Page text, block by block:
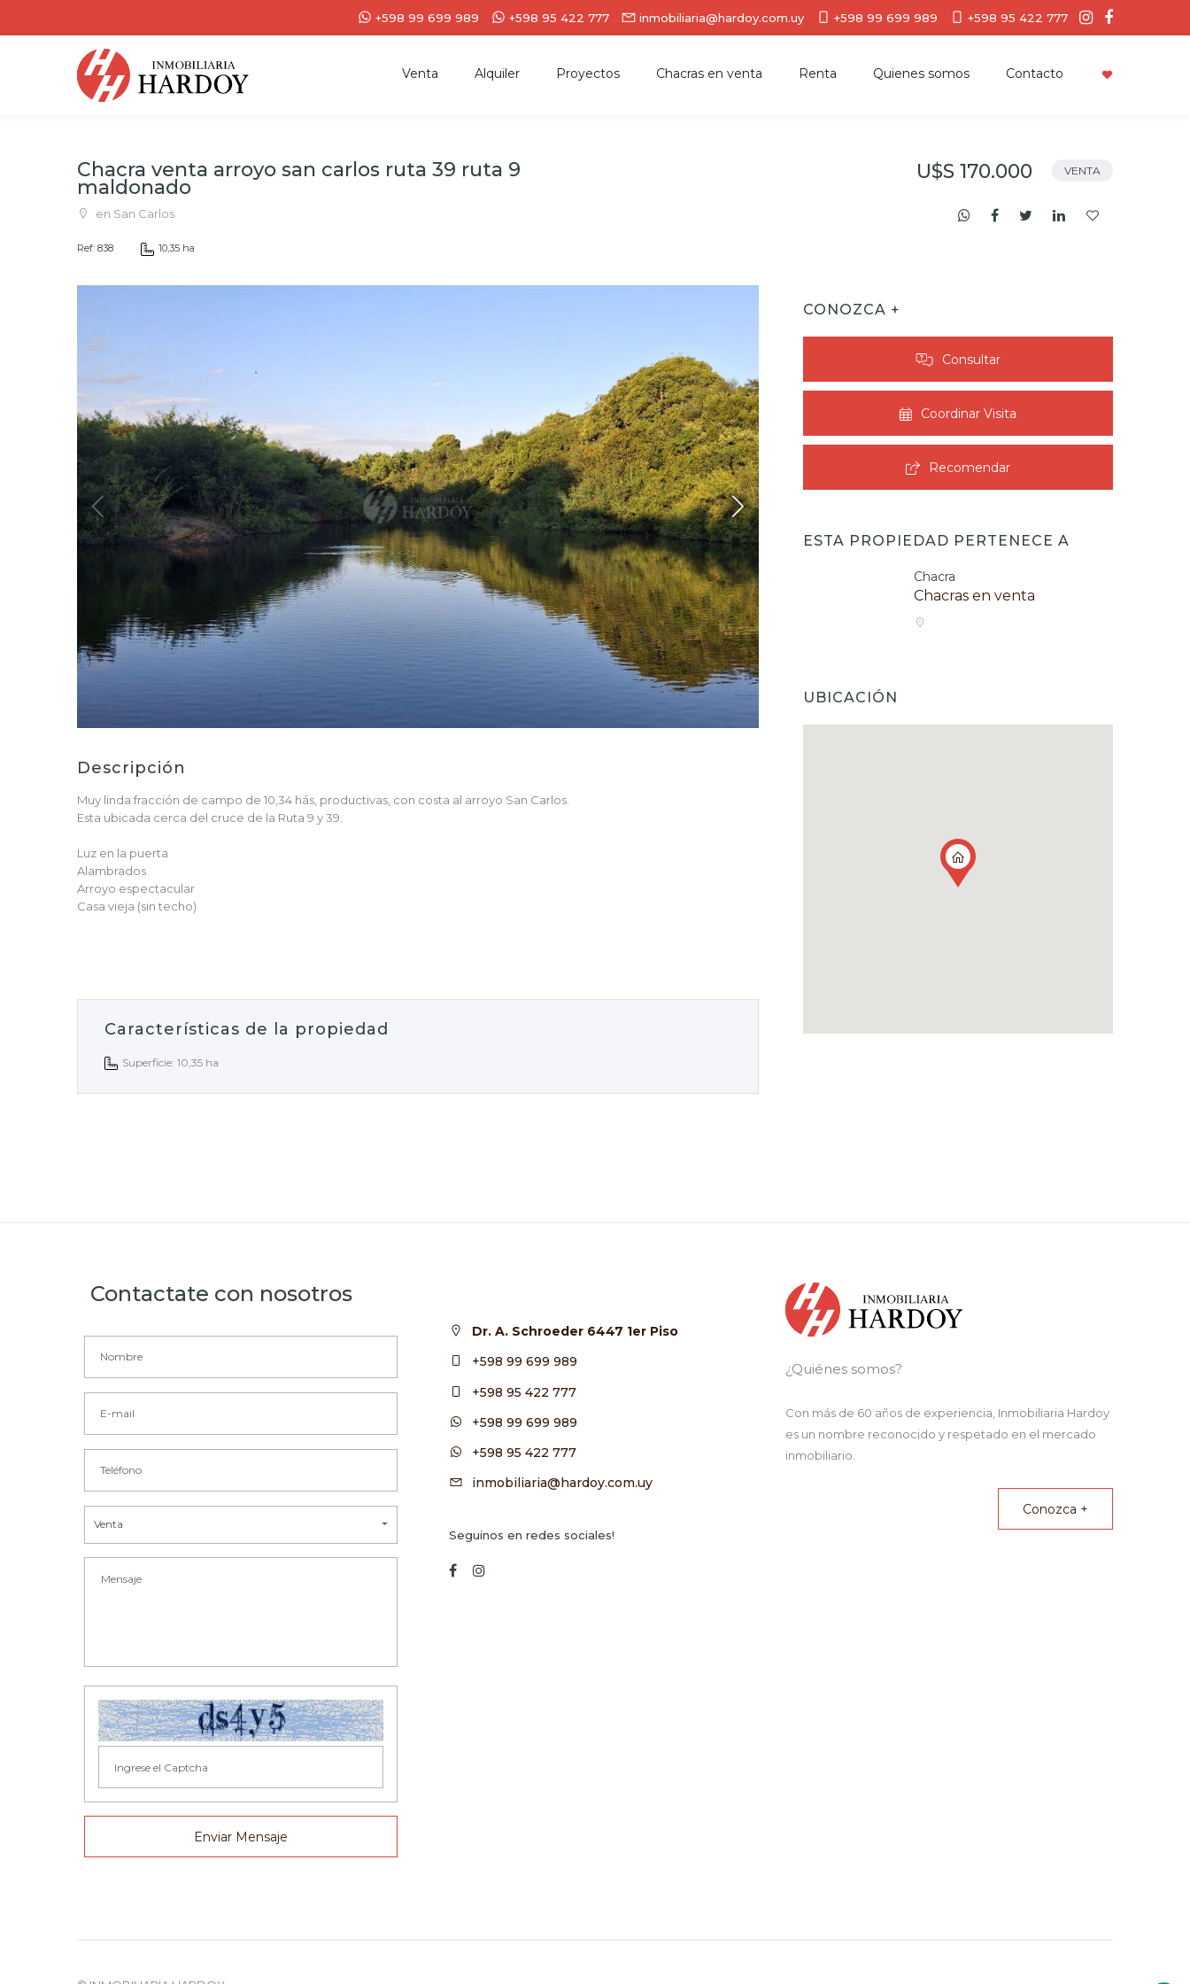
+598 99 699 989 +598 95 422 777 inmobiliaria@hardoy.com.uy +598 99 699 989 +598 95 422 777
Venta Alquiler Proyectos Chacras en venta Renta Quienes somos Contacto
Chacra venta arroyo san carlos ruta 39 ruta 9
maldonado
en San Carlos
Ref: 838 10,35 ha
U$S 170.000 VENTA
Descripción
Muy linda fracción de campo de 10,34 hás, productivas, con costa al arroyo San Carlos.
Esta ubicada cerca del cruce de la Ruta 9 y 39.
Luz en la puerta
Alambrados
Arroyo espectacular
Casa vieja (sin techo)
Características de la propiedad
Superficie: 10,35 ha
CONOZCA +
Consultar
Coordinar Visita
Recomendar
ESTA PROPIEDAD PERTENECE A
Chacra
Chacras en venta
UBICACIÓN
Contactate con nosotros
Venta
Enviar Mensaje
Dr. A. Schroeder 6447 1er Piso
+598 99 699 989
+598 95 422 777
+598 99 699 989
+598 95 422 777
inmobiliaria@hardoy.com.uy
Seguinos en redes sociales!
¿Quiénes somos?
Con más de 60 años de experiencia, Inmobiliaria Hardoy
es un nombre reconocido y respetado en el mercado
inmobiliario.
Conozca +